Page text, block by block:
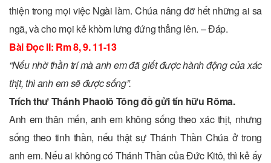
thiện trong mọi việc Ngài làm. Chúa nâng đỡ hết những ai sa
ngã, và cho mọi kẻ khòm lưng đứng thẳng lên. – Ðáp.
Bài Ðọc II: Rm 8, 9. 11-13
“Nếu nhờ thần trí mà anh em đã giết được hành động của xác
thịt, thì anh em sẽ được sống”.
Trích thư Thánh Phaolô Tông đồ gửi tín hữu Rôma.
Anh em thân mến, anh em không sống theo xác thịt, nhưng
sống theo tinh thần, nếu thật sự Thánh Thần Chúa ở trong
anh em. Nếu ai không có Thánh Thần của Ðức Kitô, thì kẻ ấy